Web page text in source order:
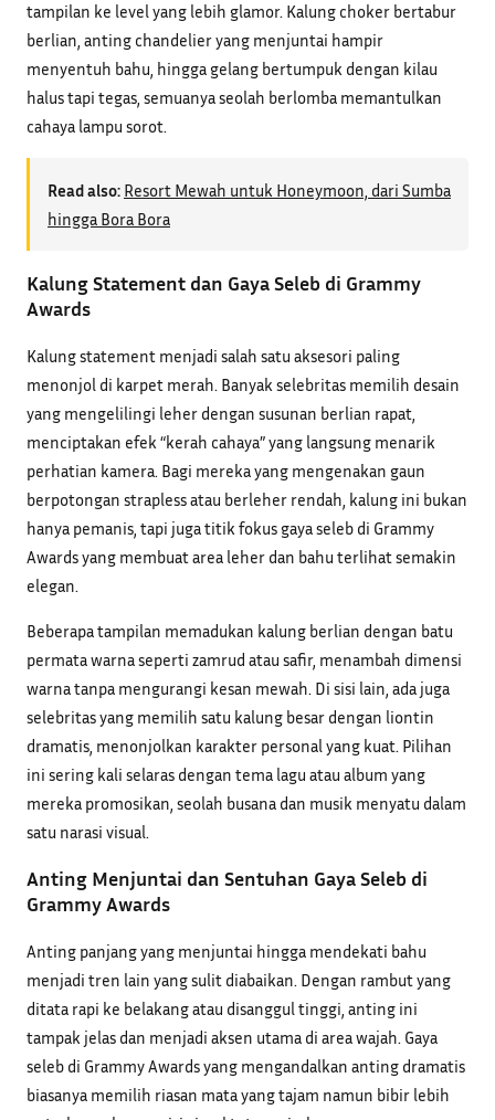
tampilan ke level yang lebih glamor. Kalung choker bertabur
berlian, anting chandelier yang menjuntai hampir
menyentuh bahu, hingga gelang bertumpuk dengan kilau
halus tapi tegas, semuanya seolah berlomba memantulkan
cahaya lampu sorot.
Read also: Resort Mewah untuk Honeymoon, dari Sumba
hingga Bora Bora
Kalung Statement dan Gaya Seleb di Grammy
Awards
Kalung statement menjadi salah satu aksesori paling
menonjol di karpet merah. Banyak selebritas memilih desain
yang mengelilingi leher dengan susunan berlian rapat,
menciptakan efek “kerah cahaya” yang langsung menarik
perhatian kamera. Bagi mereka yang mengenakan gaun
berpotongan strapless atau berleher rendah, kalung ini bukan
hanya pemanis, tapi juga titik fokus gaya seleb di Grammy
Awards yang membuat area leher dan bahu terlihat semakin
elegan.
Beberapa tampilan memadukan kalung berlian dengan batu
permata warna seperti zamrud atau safir, menambah dimensi
warna tanpa mengurangi kesan mewah. Di sisi lain, ada juga
selebritas yang memilih satu kalung besar dengan liontin
dramatis, menonjolkan karakter personal yang kuat. Pilihan
ini sering kali selaras dengan tema lagu atau album yang
mereka promosikan, seolah busana dan musik menyatu dalam
satu narasi visual.
Anting Menjuntai dan Sentuhan Gaya Seleb di
Grammy Awards
Anting panjang yang menjuntai hingga mendekati bahu
menjadi tren lain yang sulit diabaikan. Dengan rambut yang
ditata rapi ke belakang atau disanggul tinggi, anting ini
tampak jelas dan menjadi aksen utama di area wajah. Gaya
seleb di Grammy Awards yang mengandalkan anting dramatis
biasanya memilih riasan mata yang tajam namun bibir lebih